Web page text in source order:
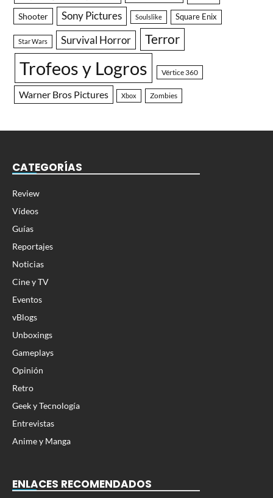
Shooter Sony Pictures Soulslike Square Enix
Star Wars Survival Horror Terror
Trofeos y Logros Vértice 360
Warner Bros Pictures Xbox Zombies
CATEGORÍAS
Review
Vídeos
Guías
Reportajes
Noticias
Cine y TV
Eventos
vBlogs
Unboxings
Gameplays
Opinión
Retro
Geek y Tecnología
Entrevistas
Anime y Manga
ENLACES RECOMENDADOS